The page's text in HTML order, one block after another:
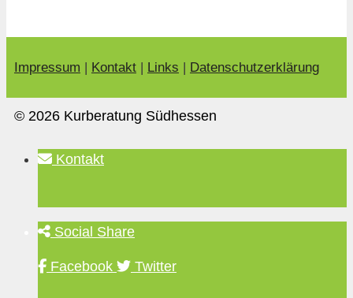
Impressum Kontakt Links Datenschutzerklärung
© 2026 Kurberatung Südhessen
Kontakt
Social Share
Facebook Twitter